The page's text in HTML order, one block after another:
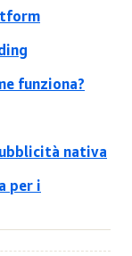
funziona?
nativa
per i